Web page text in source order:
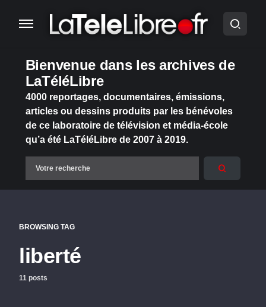
Bienvenue dans les archives de
LaTéléLibre
4000 reportages, documentaires, émissions,
articles ou dessins produits par les bénévoles
de ce laboratoire de télévision et média-école
qu’a été LaTéléLibre de 2007 à 2019.
BROWSING TAG
liberté
11 posts